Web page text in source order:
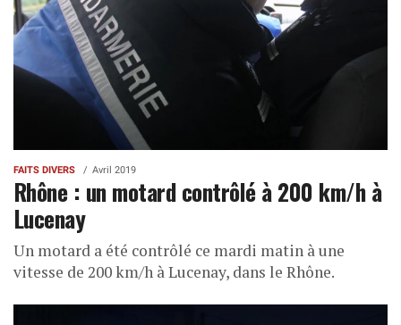
FAITS DIVERS Avril 2019
Rhône : un motard contrôlé à 200 km/h à
Lucenay
Un motard a été contrôlé ce mardi matin à une
vitesse de 200 km/h à Lucenay, dans le Rhône.